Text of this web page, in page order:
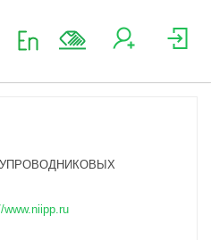
www.niipp.ru